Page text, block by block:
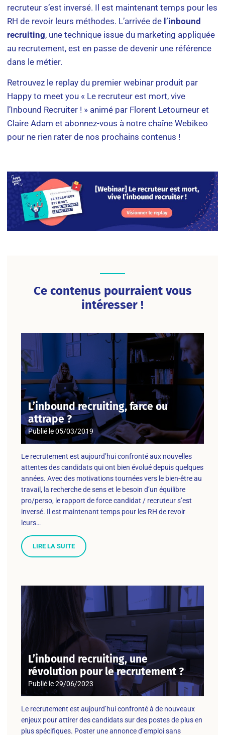
recruteur s’est inversé. Il est maintenant temps pour les
RH de revoir leurs méthodes. L’arrivée de l’inbound
recruiting, une technique issue du marketing appliquée
au recrutement, est en passe de devenir une référence
dans le métier.
Retrouvez le replay du premier webinar produit par
Happy to meet you « Le recruteur est mort, vive
l’Inbound Recruiter ! » animé par Florent Letourneur et
Claire Adam et abonnez-vous à notre chaîne Webikeo
pour ne rien rater de nos prochains contenus !
Ce contenus pourraient vous
intéresser !
L’inbound recruiting, farce ou
attrape ?
Publié le05/03/2019
Le recrutement est aujourd’hui confronté aux nouvelles
attentes des candidats qui ont bien évolué depuis quelques
années. Avec des motivations tournées vers le bien-être au
travail, la recherche de sens et le besoin d’un équilibre
pro/perso, le rapport de force candidat / recruteur s’est
inversé. Il est maintenant temps pour les RH de revoir
leurs…
LIRE LA SUITE
L’inbound recruiting, une
révolution pour le recrutement ?
Publié le29/06/2023
Le recrutement est aujourd’hui confronté à de nouveaux
enjeux pour attirer des candidats sur des postes de plus en
plus spécifiques. Poster une annonce d’emploi sans